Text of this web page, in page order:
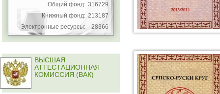
Общий фонд: 316729
Книжный фонд: 213187
Электронные ресурсы:
28366
ВЫСШАЯ
АТТЕСТАЦИОННАЯ
КОМИССИЯ (ВАК)